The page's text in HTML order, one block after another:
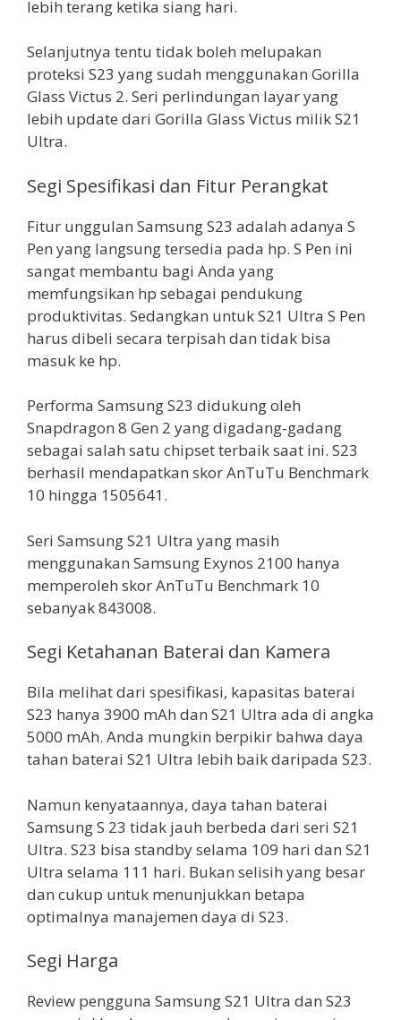
lebih terang ketika siang hari.
Selanjutnya tentu tidak boleh melupakan
proteksi S23 yang sudah menggunakan Gorilla
Glass Victus 2. Seri perlindungan layar yang
lebih update dari Gorilla Glass Victus milik S21
Ultra.
Segi Spesifikasi dan Fitur Perangkat
Fitur unggulan Samsung S23 adalah adanya S
Pen yang langsung tersedia pada hp. S Pen ini
sangat membantu bagi Anda yang
memfungsikan hp sebagai pendukung
produktivitas. Sedangkan untuk S21 Ultra S Pen
harus dibeli secara terpisah dan tidak bisa
masuk ke hp.
Performa Samsung S23 didukung oleh
Snapdragon 8 Gen 2 yang digadang-gadang
sebagai salah satu chipset terbaik saat ini. S23
berhasil mendapatkan skor AnTuTu Benchmark
10 hingga 1505641.
Seri Samsung S21 Ultra yang masih
menggunakan Samsung Exynos 2100 hanya
memperoleh skor AnTuTu Benchmark 10
sebanyak 843008.
Segi Ketahanan Baterai dan Kamera
Bila melihat dari spesifikasi, kapasitas baterai
S23 hanya 3900 mAh dan S21 Ultra ada di angka
5000 mAh. Anda mungkin berpikir bahwa daya
tahan baterai S21 Ultra lebih baik daripada S23.
Namun kenyataannya, daya tahan baterai
Samsung S 23 tidak jauh berbeda dari seri S21
Ultra. S23 bisa standby selama 109 hari dan S21
Ultra selama 111 hari. Bukan selisih yang besar
dan cukup untuk menunjukkan betapa
optimalnya manajemen daya di S23.
Segi Harga
Review pengguna Samsung S21 Ultra dan S23